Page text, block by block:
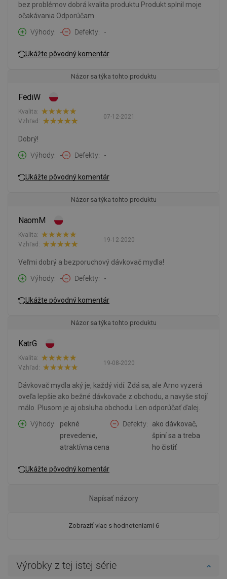
bez problémov dobrá kvalita produktu Produkt splnil moje
očakávania Odporúčam
Výhody
- Defekty -
Ukážte pôvodný komentár
Názor sa týka tohto produktu
FediW
07-12-2021
Kvalita:
Vzhľad:
Dobrý!
Výhody
- Defekty -
Ukážte pôvodný komentár
Názor sa týka tohto produktu
NaomM
19-12-2020
Kvalita:
Vzhľad:
Veľmi dobrý a bezporuchový dávkovač mydla!
Výhody
- Defekty -
Ukážte pôvodný komentár
Názor sa týka tohto produktu
KatrG
19-08-2020
Kvalita:
Vzhľad:
Dávkovač mydla aký je, každý vidí. Zdá sa, ale Arno vyzerá
oveľa lepšie ako bežné dávkovače z obchodu, a navyše stojí
málo. Plusom je aj obsluha obchodu. Len odporúčať ďalej.
Výhody
pekné
prevedenie,
atraktívna cena
Defekty
ako dávkovač,
špiní sa a treba
ho čistiť
Ukážte pôvodný komentár
Zobraziť viac s hodnoteniami 6
Napísať názory
Výrobky z tej istej série